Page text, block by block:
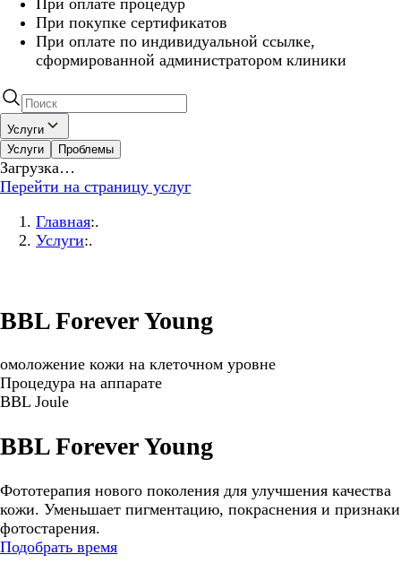
При покупке сертификатов
При оплате по индивидуальной ссылке,
сформированной администратором клиники
Услуги
Услуги
Проблемы
Загрузка…
Перейти на страницу услуг
Главная:.
Услуги:.
BBL Forever Young
омоложение кожи на клеточном уровне
Процедура на аппарате
BBL Joule
BBL Forever Young
Фототерапия нового поколения для улучшения качества
кожи. Уменьшает пигментацию, покраснения и признаки
фотостарения.
Подобрать время